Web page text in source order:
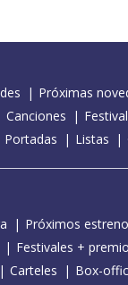
Próximas
Canciones
Portadas Listas
Próximos
Festivales +
Carteles Box-